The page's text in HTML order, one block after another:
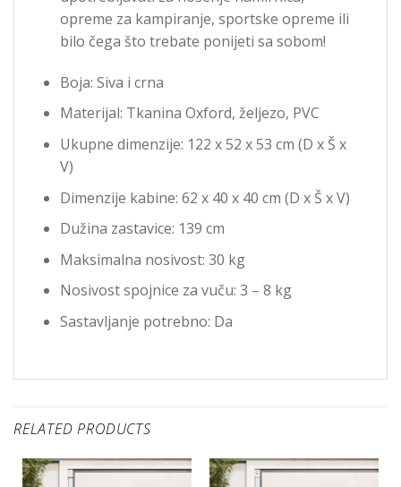
opreme za kampiranje, sportske opreme ili
bilo čega što trebate ponijeti sa sobom!
Boja: Siva i crna
Materijal: Tkanina Oxford, željezo, PVC
Ukupne dimenzije: 122 x 52 x 53 cm (D x Š x
V)
Dimenzije kabine: 62 x 40 x 40 cm (D x Š x V)
Dužina zastavice: 139 cm
Maksimalna nosivost: 30 kg
Nosivost spojnice za vuču: 3 – 8 kg
Sastavljanje potrebno: Da
RELATED PRODUCTS